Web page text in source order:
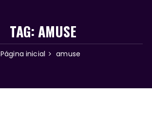
TAG:AMUSE
Página inicial amuse